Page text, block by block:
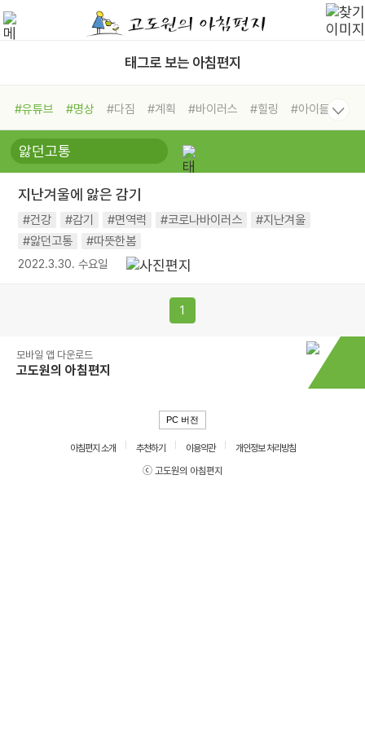
태그로 보는 아침편지
#유튜브 #명상 #다짐 #계획 #바이러스 #힐링
#아이들
#비전캠프
#독서캠프 #삶
#희망
#나눔 #친구 #링컨학교
#독서
#건강 #면역력
지난겨울에 앓은 감기
#건강 #감기 #면역력 #코로나바이러스
#지난겨울
#앓던고통
#따뜻한봄
2022.3.30. 수요일
1
모바일 앱 다운로드
고도원의 아침편지
PC 버전
아침편지 소개 추천하기 이용약관
개인정보 처리방침
ⓒ 고도원의 아침편지